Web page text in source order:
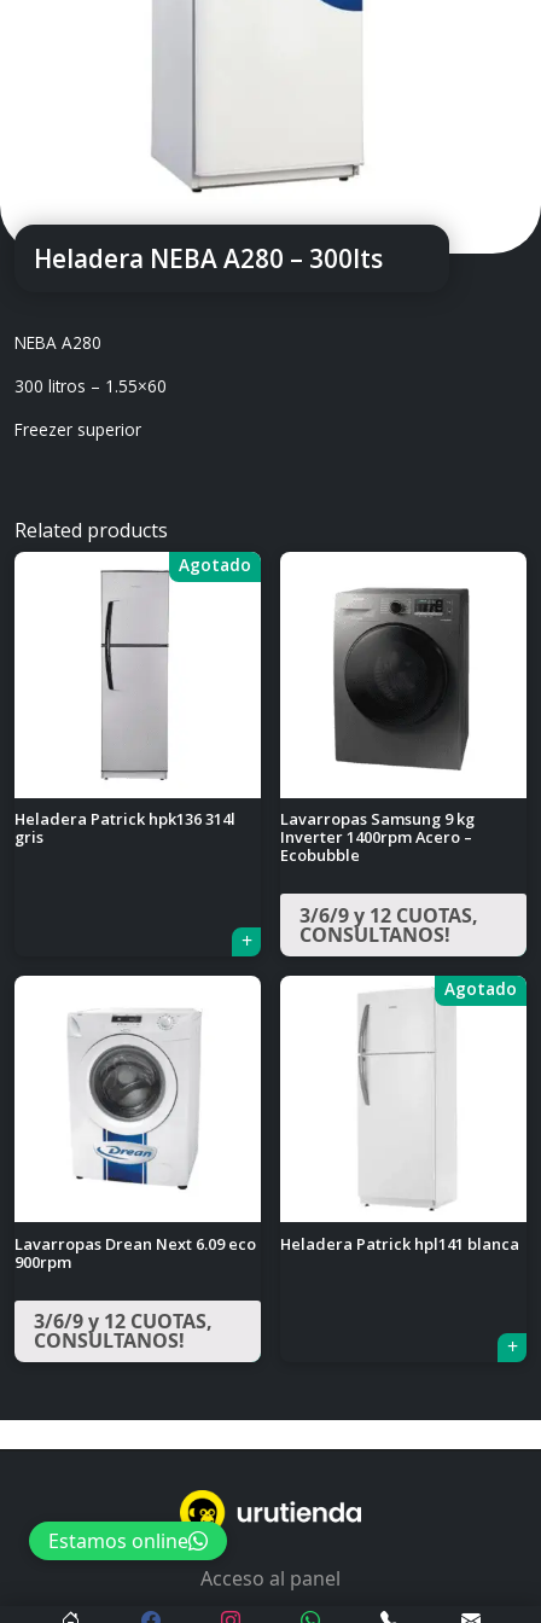
Heladera NEBA A280 – 300lts
NEBA A280
300 litros – 1.55×60
Freezer superior
Related products
Agotado
Heladera Patrick hpk136 314l
gris
Lavarropas Samsung 9 kg
Inverter 1400rpm Acero –
Ecobubble
3/6/9 y 12 CUOTAS,
CONSULTANOS!
Lavarropas Drean Next 6.09 eco
900rpm
3/6/9 y 12 CUOTAS,
CONSULTANOS!
Agotado
Heladera Patrick hpl141 blanca
Acceso al panel
Estamos online